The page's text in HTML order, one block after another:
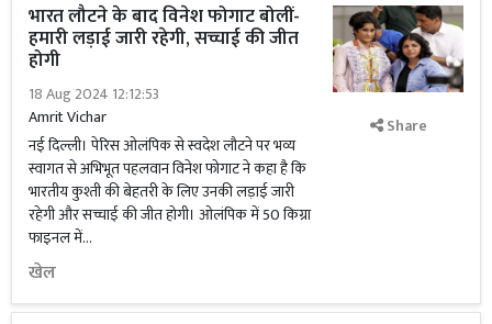
भारत लौटने के बाद विनेश फोगाट बोलीं-
हमारी लड़ाई जारी रहेगी, सच्चाई की जीत
होगी
18 Aug 2024 12:12:53
Amrit Vichar
नई दिल्ली। पेरिस ओलंपिक से स्वदेश लौटने पर भव्य
स्वागत से अभिभूत पहलवान विनेश फोगाट ने कहा है कि
भारतीय कुश्ती की बेहतरी के लिए उनकी लड़ाई जारी
रहेगी और सच्चाई की जीत होगी। ओलंपिक में 50 किग्रा
फाइनल में...
खेल
Share